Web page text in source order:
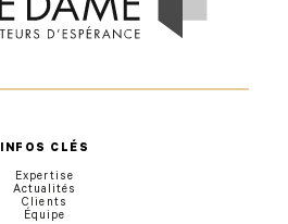
INFOS CLÉS
Expertise
Actualités
Clients
Équipe